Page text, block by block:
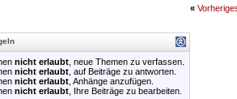
«
nicht erlaubt , neue Themen zu verfassen.
nicht erlaubt , auf Beiträge zu antworten.
nicht erlaubt , Anhänge anzufügen.
nicht erlaubt , Ihre Beiträge zu bearbeiten.